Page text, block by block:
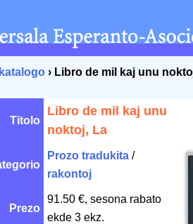
katalogo › Libro de mil kaj unu
Titolo
Libro de mil kaj unu
noktoj, La
Prozo tradukita /
rakontoj
Prezo
91.50 €, sesona rabato
ekde 3 ekz.